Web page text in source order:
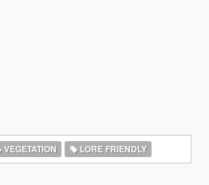
VEGETATION LORE FRIENDLY